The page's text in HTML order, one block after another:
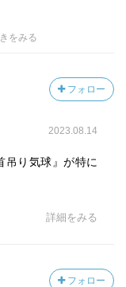
をみる
フォロー
2023.08.14
吊り気球』が特に
詳細をみる
フォロー